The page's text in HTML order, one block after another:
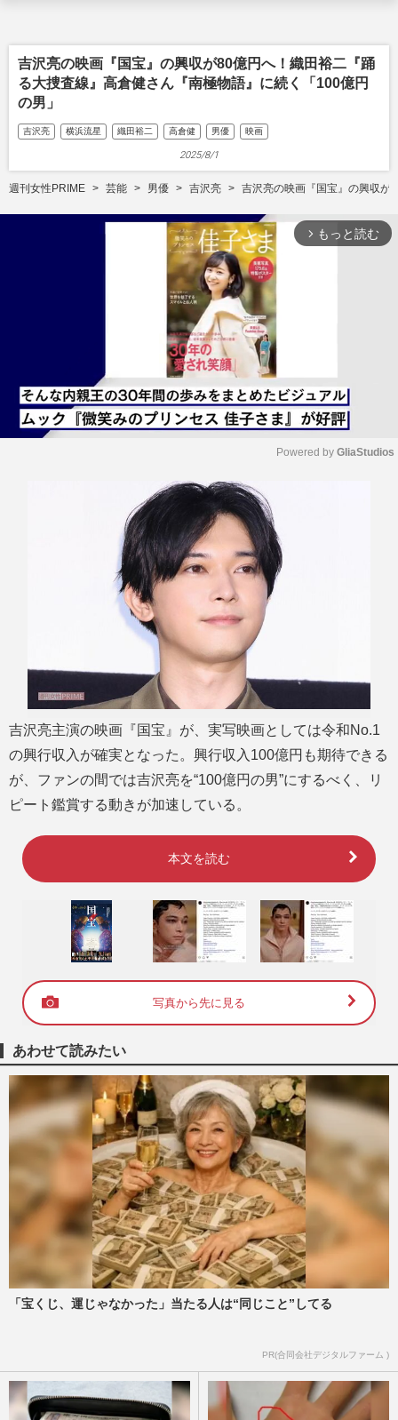
吉沢亮の映画『国宝』の興収が80億円へ！織田裕二『踊
る大捜査線』高倉健さん『南極物語』に続く「100億円
の男」
吉沢亮 横浜流星 織田裕二 高倉健 男優 映画
2025/8/1
週刊女性PRIME 芸能 男優 吉沢亮 吉沢亮の映画『国宝』の興収が
arrow_forward_ios もっと読む
Powered by GliaStudios
吉沢亮主演の映画『国宝』が、実写映画としては令和No.1
の興行収入が確実となった。興行収入100億円も期待できる
が、ファンの間では吉沢亮を“100億円の男”にするべく、リ
ピート鑑賞する動きが加速している。
本文を読む
写真から先に見る
あわせて読みたい
「宝くじ、運じゃなかった」当たる人は“同じこと”してる
PR(合同会社デジタルファーム )